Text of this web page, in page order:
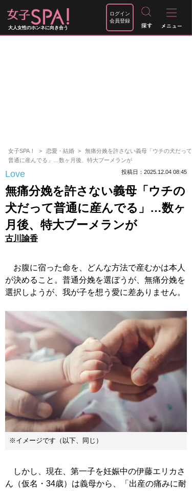
大人女性のホンネに向き合う
ログイン
会員登録
女子SPA！ 恋愛・結婚
無痛分娩を許さない義母「ウチの犬だって
普通に産んでる」…数ヶ月後、特大ブーメランが
Love 投稿日：2025.12.04 08:45
無痛分娩を許さない義母「ウチの
犬だって普通に産んでる」…数ヶ
月後、特大ブーメランが
古川諭香
お腹に宿った命を、どんな方法で産むかは本人
が決めること。普通分娩を選ぼうが、無痛分娩を
選択しようが、我が子を想う愛に差ありません。
※イメージです（以下、同じ）
しかし、現在、第一子を妊娠中の伊藤エリカさ
ん（仮名・34歳）は義母から、「出産の痛みに耐